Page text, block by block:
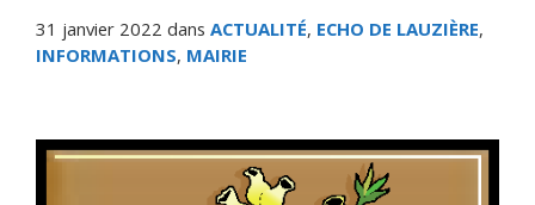
31 janvier 2022 dans ACTUALITÉ, ECHO DE LAUZIÈRE,
INFORMATIONS, MAIRIE